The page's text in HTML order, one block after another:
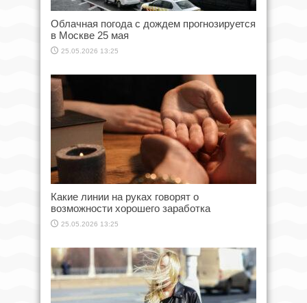
Облачная погода с дождем прогнозируется
в Москве 25 мая
25.05.2026 13:25
Какие линии на руках говорят о
возможности хорошего заработка
25.05.2026 13:25